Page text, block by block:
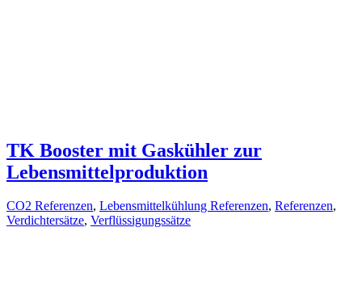
TK Booster mit Gaskühler zur
Lebensmittelproduktion
CO2 Referenzen, Lebensmittelkühlung Referenzen, Referenzen,
Verdichtersätze, Verflüssigungssätze